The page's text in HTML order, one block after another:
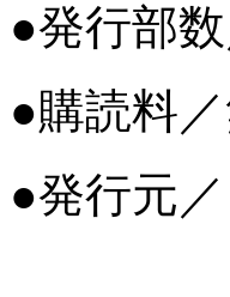
●発行部
●購読料
●発行元
〒170-